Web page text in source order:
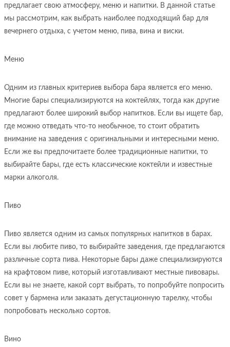
предлагает свою атмосферу, меню и напитки. В данной статье
мы рассмотрим, как выбрать наиболее подходящий бар для
вечернего отдыха, с учетом меню, пива, вина и виски.
Меню
Одним из главных критериев выбора бара является его меню.
Многие бары специализируются на коктейлях, тогда как другие
предлагают более широкий выбор напитков. Если вы ищете бар,
где можно отведать что-то необычное, то стоит обратить
внимание на заведения с оригинальными и интересными меню.
Если же вы предпочитаете более традиционные напитки, то
выбирайте бары, где есть классические коктейли и известные
марки алкоголя.
Пиво
Пиво является одним из самых популярных напитков в барах.
Если вы любите пиво, то выбирайте заведения, где предлагаются
различные сорта пива. Некоторые бары даже специализируются
на крафтовом пиве, который изготавливают местные пивовары.
Если вы не знаете, какой сорт выбрать, то попробуйте попросить
совет у бармена или заказать дегустационную тарелку, чтобы
попробовать несколько сортов.
Вино